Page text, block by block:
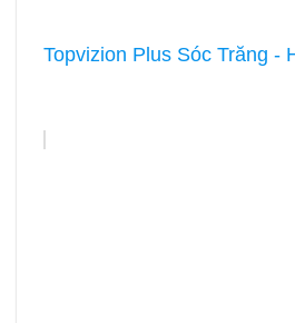
Topvizion Plus Sóc Trăng -